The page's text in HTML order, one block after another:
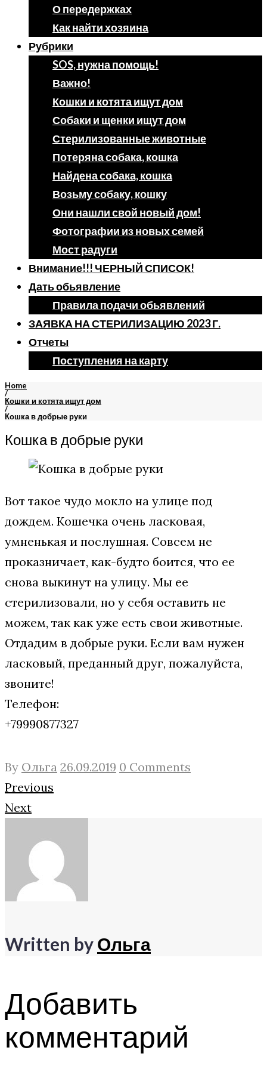
О передержках
Как найти хозяина
Рубрики
SOS, нужна помощь!
Важно!
Кошки и котята ищут дом
Собаки и щенки ищут дом
Стерилизованные животные
Потеряна собака, кошка
Найдена собака, кошка
Возьму собаку, кошку
Они нашли свой новый дом!
Фотографии из новых семей
Мост радуги
Внимание!!! ЧЕРНЫЙ СПИСОК!
Дать обьявление
Правила подачи обьявлений
ЗАЯВКА НА СТЕРИЛИЗАЦИЮ 2023 Г.
Отчеты
Поступления на карту
Home
/
Кошки и котята ищут дом
/
Кошка в добрые руки
Кошка в добрые руки
Вот такое чудо мокло на улице под
дождем. Кошечка очень ласковая,
умненькая и послушная. Совсем не
проказничает, как-будто боится, что ее
снова выкинут на улицу. Мы ее
стерилизовали, но у себя оставить не
можем, так как уже есть свои животные.
Отдадим в добрые руки. Если вам нужен
ласковый, преданный друг, пожалуйста,
звоните!
Телефон:
+79990877327
By Ольга 26.09.2019 0 Comments
Facebook
Twitter
Google+
Навигация
по
записям
Previous
Next
Written byОльга
Добавить
комментарий